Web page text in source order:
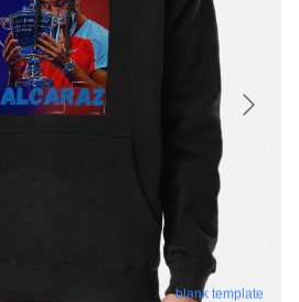
blank template